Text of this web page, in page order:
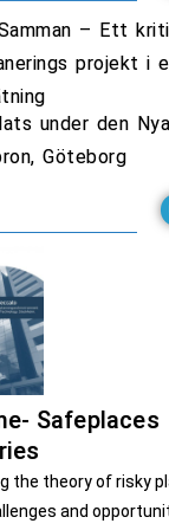
minne av Ida
Motiv till
10th
November
minne av Ida
Motiv till
10th
November
minne av Ida
Motiv till
10th
November
– Ett
projekt i
under den Nya
Göteborg
Safeplaces
the theory of risky
and